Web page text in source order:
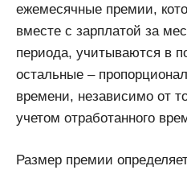
ежемесячные премии,
вместе с зарплатой за
периода, учитываются в
остальные –
времени, независимо от
учетом отработанного
Размер премии